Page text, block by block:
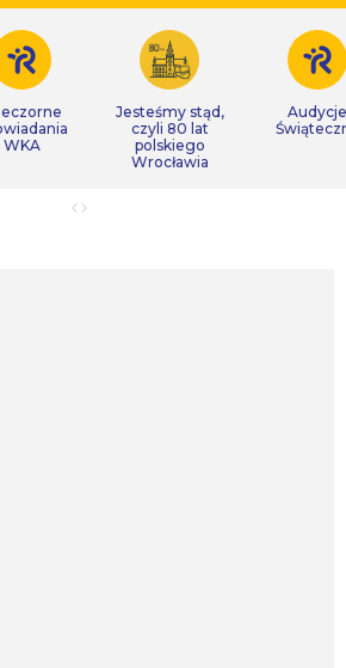
WKA
Jesteśmy stąd,
czyli 80 lat
polskiego
Wrocławia
Audycje